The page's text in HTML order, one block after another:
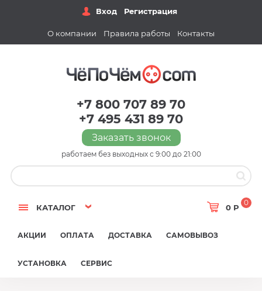
Вход Регистрация
О компании Правила работы Контакты
+7 800 707 89 70
+7 495 431 89 70
Заказать звонок
работаем без выходных с 9:00 до 21:00
КАТАЛОГ 0 Р
0
АКЦИИ ОПЛАТА ДОСТАВКА САМОВЫВОЗ
УСТАНОВКА СЕРВИС